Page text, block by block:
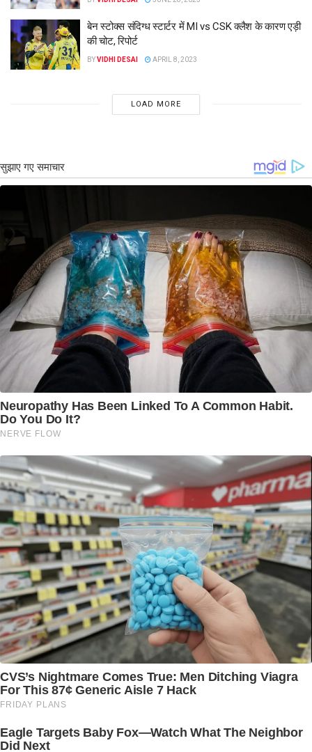
बेन स्टोक्स संदिग्ध स्टार्टर में MI vs CSK क्लैश के कारण एड़ी
की चोट, रिपोर्ट
BYVIDHI DESAI APRIL 8, 2023
LOAD MORE